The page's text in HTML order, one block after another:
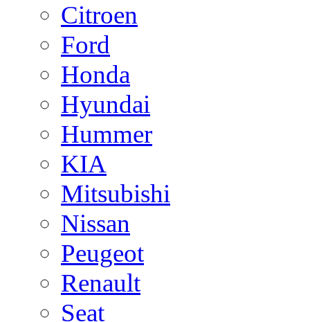
Citroen
Ford
Honda
Hyundai
Hummer
KIA
Mitsubishi
Nissan
Peugeot
Renault
Seat